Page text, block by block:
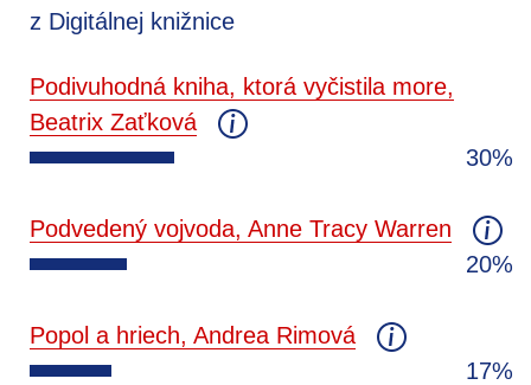
z Digitálnej knižnice
Podivuhodná kniha, ktorá vyčistila more,
Beatrix Zaťková
30%
Podvedený vojvoda, Anne Tracy Warren
20%
Popol a hriech, Andrea Rimová
17%